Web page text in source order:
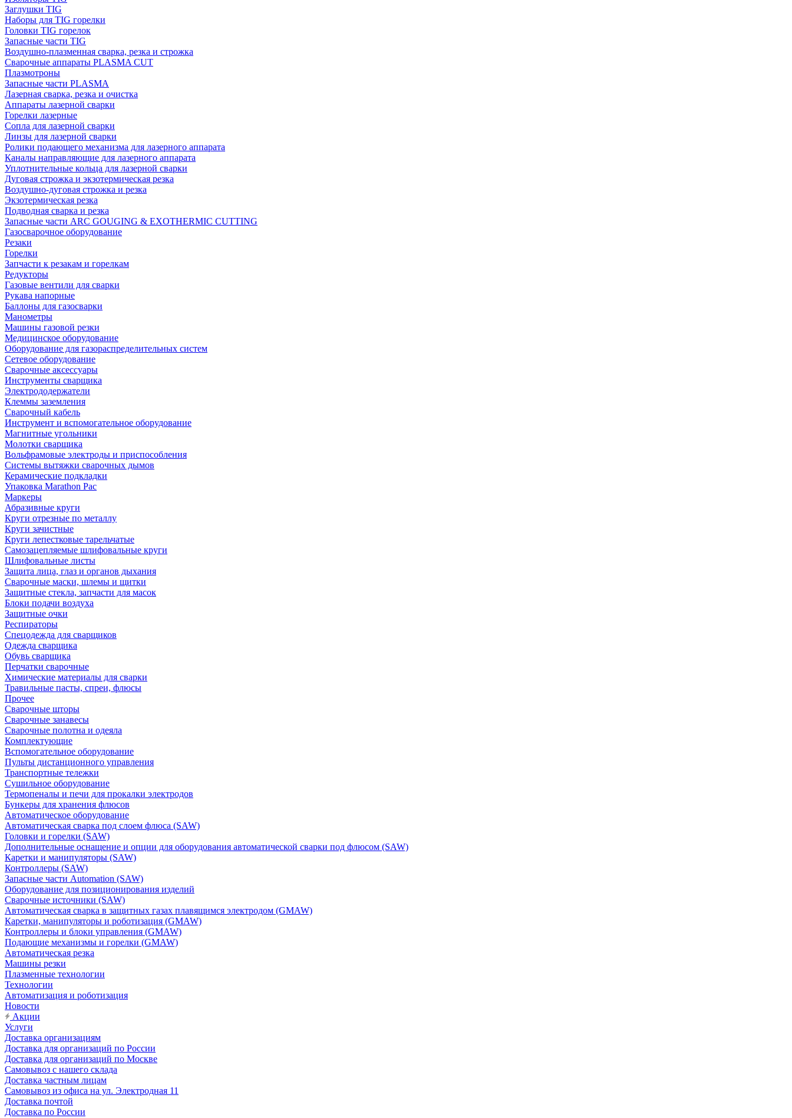
Заглушки TIG
Наборы для TIG горелки
Головки TIG горелок
Запасные части TIG
Воздушно-плазменная сварка, резка и строжка
Сварочные аппараты PLASMA CUT
Плазмотроны
Запасные части PLASMA
Лазерная сварка, резка и очистка
Аппараты лазерной сварки
Горелки лазерные
Сопла для лазерной сварки
Линзы для лазерной сварки
Ролики подающего механизма для лазерного аппарата
Каналы направляющие для лазерного аппарата
Уплотнительные кольца для лазерной сварки
Дуговая строжка и экзотермическая резка
Воздушно-дуговая строжка и резка
Экзотермическая резка
Подводная сварка и резка
Запасные части ARC GOUGING & EXOTHERMIC CUTTING
Газосварочное оборудование
Резаки
Горелки
Запчасти к резакам и горелкам
Редукторы
Газовые вентили для сварки
Рукава напорные
Баллоны для газосварки
Манометры
Машины газовой резки
Медицинское оборудование
Оборудование для газораспределительных систем
Сетевое оборудование
Сварочные аксессуары
Инструменты сварщика
Электрододержатели
Клеммы заземления
Сварочный кабель
Инструмент и вспомогательное оборудование
Магнитные угольники
Молотки сварщика
Вольфрамовые электроды и приспособления
Системы вытяжки сварочных дымов
Керамические подкладки
Упаковка Marathon Pac
Маркеры
Абразивные круги
Круги отрезные по металлу
Круги зачистные
Круги лепестковые тарельчатые
Самозацепляемые шлифовальные круги
Шлифовальные листы
Защита лица, глаз и органов дыхания
Сварочные маски, шлемы и щитки
Защитные стекла, запчасти для масок
Блоки подачи воздуха
Защитные очки
Респираторы
Спецодежда для сварщиков
Одежда сварщика
Обувь сварщика
Перчатки сварочные
Химические материалы для сварки
Травильные пасты, спреи, флюсы
Прочее
Сварочные шторы
Сварочные занавесы
Сварочные полотна и одеяла
Комплектующие
Вспомогательное оборудование
Пульты дистанционного управления
Транспортные тележки
Сушильное оборудование
Термопеналы и печи для прокалки электродов
Бункеры для хранения флюсов
Автоматическое оборудование
Автоматическая сварка под слоем флюса (SAW)
Головки и горелки (SAW)
Дополнительные оснащение и опции для оборудования автоматической сварки под флюсом (SAW)
Каретки и манипуляторы (SAW)
Контроллеры (SAW)
Запасные части Automation (SAW)
Оборудование для позиционирования изделий
Сварочные источники (SAW)
Автоматическая сварка в защитных газах плавящимся электродом (GMAW)
Каретки, манипуляторы и роботизация (GMAW)
Контроллеры и блоки управления (GMAW)
Подающие механизмы и горелки (GMAW)
Автоматическая резка
Машины резки
Плазменные технологии
Технологии
Автоматизация и роботизация
Новости
Акции
Услуги
Доставка организациям
Доставка для организаций по России
Доставка для организаций по Москве
Самовывоз с нашего склада
Доставка частным лицам
Самовывоз из офиса на ул. Электродная 11
Доставка почтой
Доставка по России